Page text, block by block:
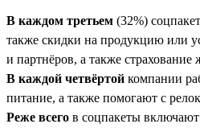
В каждом третьем (32%)
также скидки на продукцию или
и партнёров, а также страхование
В каждой четвёртой компании
питание, а также помогают с
Реже всего в соцпакеты